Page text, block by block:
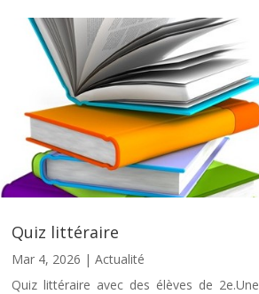
Quiz littéraire
Mar 4, 2026 | Actualité
Quiz littéraire avec des élèves de 2e.Une